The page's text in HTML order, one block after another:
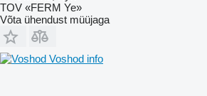
TOV «FERM Ye»
Võta ühendust müüjaga
Voshod info